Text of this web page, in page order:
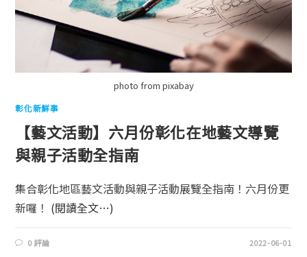
photo from pixabay
彰化新鮮事
【藝文活動】六月份彰化在地藝文導覽
與親子活動全指南
集合彰化地區藝文活動與親子活動展覽全指南！六月份更
新囉！ (閱讀全文…)
0 評論 2022-06-01